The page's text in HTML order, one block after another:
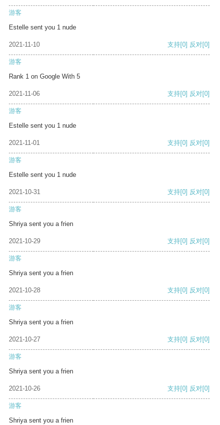
游客
Estelle sent you 1 nude
2021-11-10 支持[0] 反对[0]
游客
Rank 1 on Google With 5
2021-11-06 支持[0] 反对[0]
游客
Estelle sent you 1 nude
2021-11-01 支持[0] 反对[0]
游客
Estelle sent you 1 nude
2021-10-31 支持[0] 反对[0]
游客
Shriya sent you a frien
2021-10-29 支持[0] 反对[0]
游客
Shriya sent you a frien
2021-10-28 支持[0] 反对[0]
游客
Shriya sent you a frien
2021-10-27 支持[0] 反对[0]
游客
Shriya sent you a frien
2021-10-26 支持[0] 反对[0]
游客
Shriya sent you a frien